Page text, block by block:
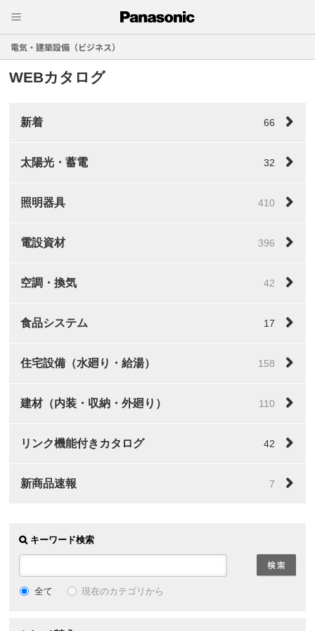
電気・建築設備（ビジネス）
WEBカタログ
新着 66
太陽光・蓄電 32
照明器具 410
電設資材 396
空調・換気 42
食品システム 17
住宅設備（水廻り・給湯） 158
建材（内装・収納・外廻り） 110
リンク機能付きカタログ 42
新商品速報 7
キーワード検索
全て 現在のカテゴリから